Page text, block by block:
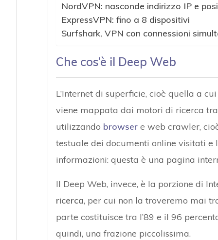
NordVPN: nasconde indirizzo IP e
ExpressVPN: fino a 8 dispositivi
Surfshark, VPN con connessioni
Che cos’è il Deep Web
L’Internet di superficie, cioè quella a
viene mappata dai motori di ricerca
utilizzando browsere web crawler,
testuale dei documenti online visitati e
informazioni: questa è una pagina
Il Deep Web, invece, è la porzione di
ricerca, per cui non la troveremo mai
parte costituisce tra l’89 e il 96
quindi, una frazione piccolissima.